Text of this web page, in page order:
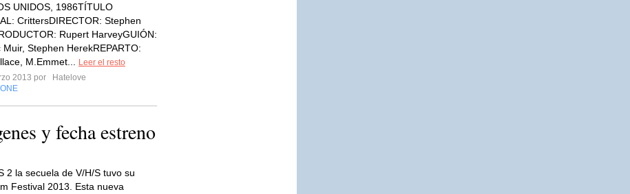
UNIDOS, 1986TÍTULO
CrittersDIRECTOR: Stephen
Rupert HarveyGUIÓN:
Muir, Stephen HerekREPARTO:
M.Emmet...
Leer el resto
2013 por
Hatelove
y fecha estreno
2 la secuela de V/H/S tuvo su
Festival 2013. Esta nueva